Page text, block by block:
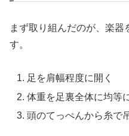
まず取り組んだのが、楽
す。
足を肩幅程度に開く
体重を足裏全体に均等
頭のてっぺんから糸で